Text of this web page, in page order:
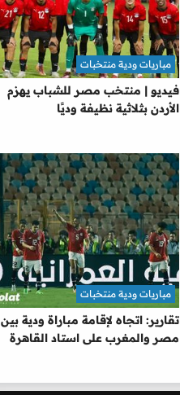
فيديو | منتخب مصر للشباب يهزم
الأردن بثلاثية نظيفة وديًا
مباريات ودية منتخبات
تقارير: اتجاه لإقامة مباراة ودية بين
مصر والمغرب على استاد القاهرة
مباريات ودية منتخبات